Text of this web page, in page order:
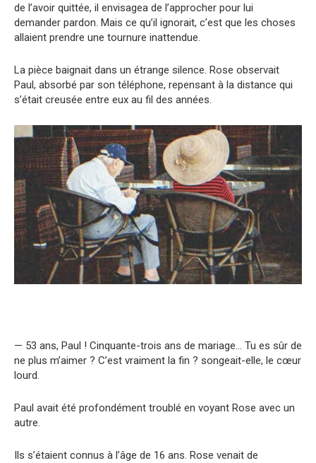
de l’avoir quittée, il envisagea de l’approcher pour lui
demander pardon. Mais ce qu’il ignorait, c’est que les choses
allaient prendre une tournure inattendue.
La pièce baignait dans un étrange silence. Rose observait
Paul, absorbé par son téléphone, repensant à la distance qui
s’était creusée entre eux au fil des années.
— 53 ans, Paul ! Cinquante-trois ans de mariage… Tu es sûr de
ne plus m’aimer ? C’est vraiment la fin ? songeait-elle, le cœur
lourd.
Paul avait été profondément troublé en voyant Rose avec un
autre.
Ils s’étaient connus à l’âge de 16 ans. Rose venait de